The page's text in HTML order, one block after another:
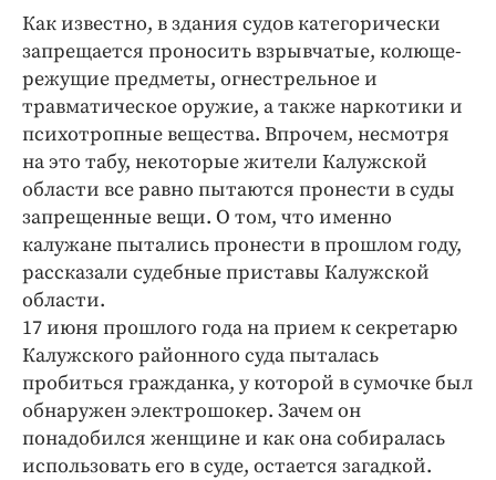
Образование
Общество
Погода
Праздники
Происшествия
Спорт
Экономика и бизнес
ПРОЕКТЫ
Блоги
Издания
Медиаперсона
Интересное чтиво
Клиника года
Как известно, в здания судов категорически
запрещается проносить взрывчатые, колюще-
режущие предметы, огнестрельное и
травматическое оружие, а также наркотики и
психотропные вещества. Впрочем, несмотря
на это табу, некоторые жители Калужской
области все равно пытаются пронести в суды
запрещенные вещи. О том, что именно
калужане пытались пронести в прошлом году,
рассказали судебные приставы Калужской
области.
17 июня прошлого года на прием к секретарю
Калужского районного суда пыталась
пробиться гражданка, у которой в сумочке был
обнаружен электрошокер. Зачем он
понадобился женщине и как она собиралась
использовать его в суде, остается загадкой.